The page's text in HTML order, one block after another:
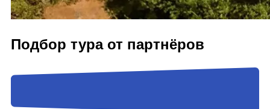
Подбор тура от партнёров